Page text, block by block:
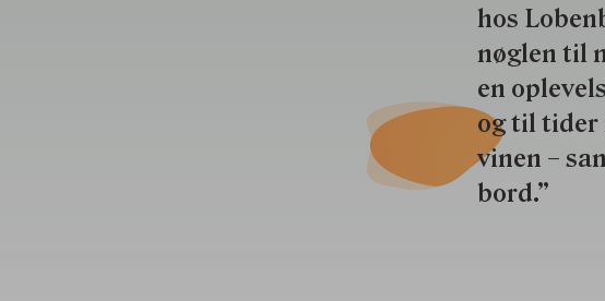
hos
nøglen til
en
og til tider
vinen –
bord.”